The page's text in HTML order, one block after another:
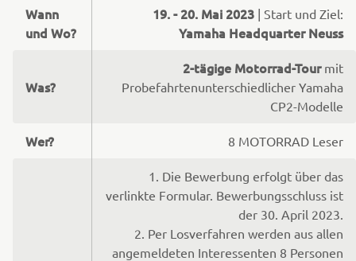
Wann
und Wo?
19. - 20. Mai 2023 | Start und Ziel:
Yamaha Headquarter Neuss
Was?
2-tägige Motorrad-Tour mit
Probefahrtenunterschiedlicher Yamaha
CP2-Modelle
Wer? 8 MOTORRAD Leser
1. Die Bewerbung erfolgt über das
verlinkte Formular. Bewerbungsschluss ist
der 30. April 2023.
2. Per Losverfahren werden aus allen
angemeldeten Interessenten 8 Personen